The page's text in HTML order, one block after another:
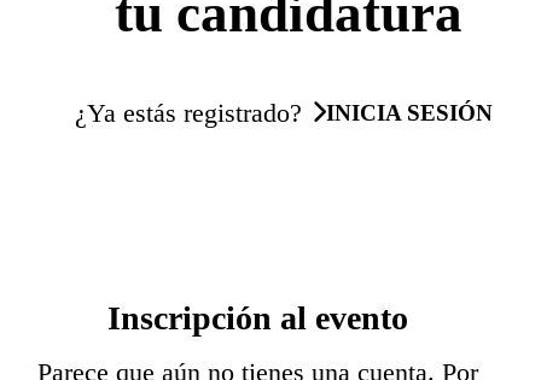
tu candidatura
¿Ya estás registrado? INICIA SESIÓN
Inscripción al evento
Parece que aún no tienes una cuenta. Por